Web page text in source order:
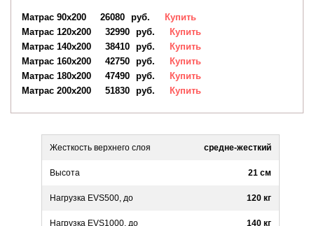
Матрас 90х200 26080 руб.
Купить
Матрас 120х200
32990 руб.
Купить
Матрас 140х200
38410 руб.
Купить
Матрас 160х200
42750 руб.
Купить
Матрас 180х200
47490 руб.
Купить
Матрас 200х200
51830 руб. Купить
Жесткость верхнего слоя средне-жесткий
Высота 21 см
Нагрузка EVS500, до 120 кг
Нагрузка EVS1000, до 140 кг